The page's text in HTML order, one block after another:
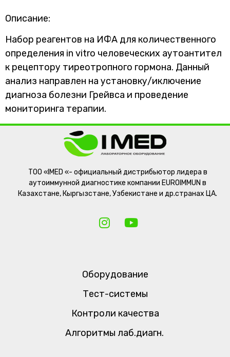
Описание:
Набор реагентов на ИФА для количественного
определения in vitro человеческих аутоантител
к рецептору тиреотропного гормона. Данный
анализ направлен на установку/иключение
диагноза болезни Грейвса и проведение
мониторинга терапии.
ТОО «IMED «- официальный дистрибьютор лидера в
аутоиммунной диагностике компании EUROIMMUN в
Казахстане, Кыргызстане, Узбекистане и др.странах ЦА.
Оборудование
Тест-системы
Контроли качества
Алгоритмы лаб.диагн.